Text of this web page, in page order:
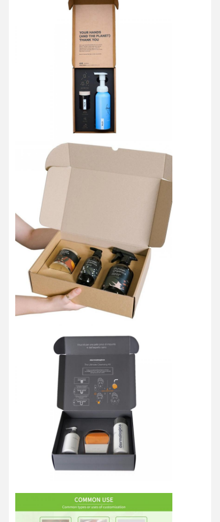
যোগাযোগ করুন
কসমেটিক প্যাকেজিং বাক্স
ইলেকট্রনিক পণ্য প্যাকেজিং
কাগজের উপহার বাক্স
কাগজ ব্যাগ